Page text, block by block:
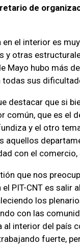
de
en el interior es
y otras
Mayo hubo más
todas sus
destacar que si
común, que es el
y el otro
aquellos
con el
que nos
el PIT-CNT es
los
con las
al interior del país
fuerte,